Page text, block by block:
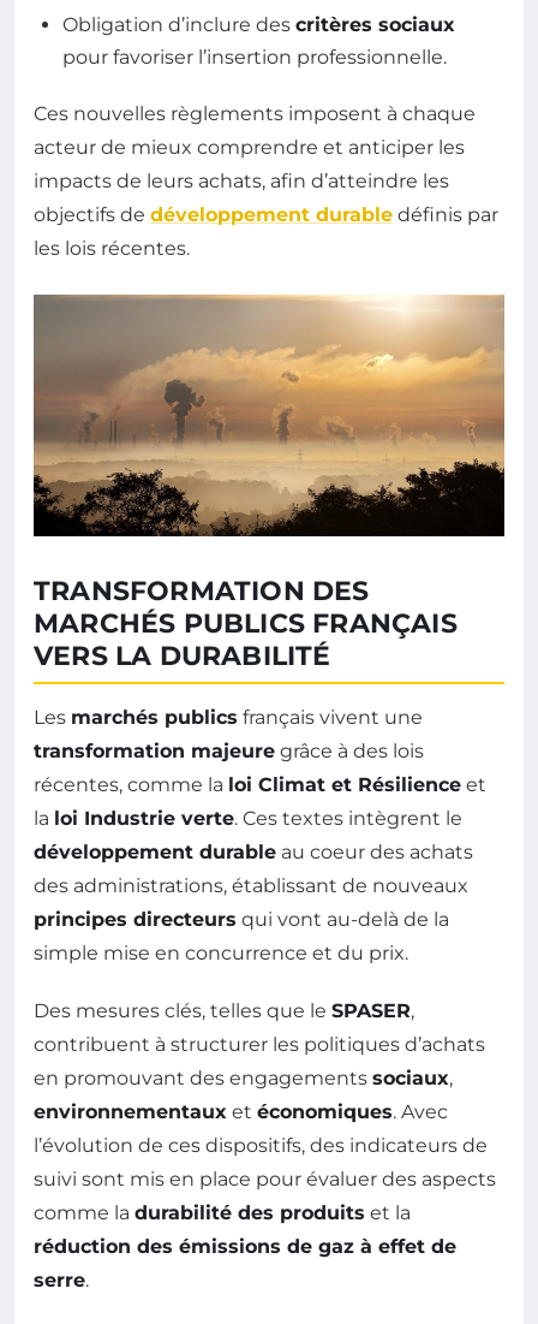
Obligation d’inclure des critères sociaux
pour favoriser l’insertion professionnelle.
Ces nouvelles règlements imposent à chaque
acteur de mieux comprendre et anticiper les
impacts de leurs achats, afin d’atteindre les
objectifs de développement durable définis par
les lois récentes.
TRANSFORMATION DES
MARCHÉS PUBLICS FRANÇAIS
VERS LA DURABILITÉ
Les marchés publics français vivent une
transformation majeure grâce à des lois
récentes, comme la loi Climat et Résilience et
la loi Industrie verte. Ces textes intègrent le
développement durable au coeur des achats
des administrations, établissant de nouveaux
principes directeurs qui vont au-delà de la
simple mise en concurrence et du prix.
Des mesures clés, telles que le SPASER,
contribuent à structurer les politiques d’achats
en promouvant des engagements sociaux,
environnementaux et économiques. Avec
l’évolution de ces dispositifs, des indicateurs de
suivi sont mis en place pour évaluer des aspects
comme la durabilité des produits et la
réduction des émissions de gaz à effet de
serre.